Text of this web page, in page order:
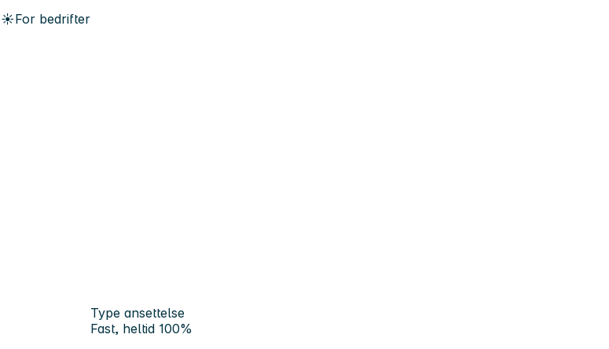
☀️For bedrifter
Type ansettelse
Fast, heltid 100%